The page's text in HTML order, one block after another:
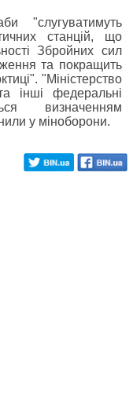
"слугуватимуть
станцій, що
Збройних сил
та покращить
"Міністерство
інші федеральні
визначенням
у міноборони.